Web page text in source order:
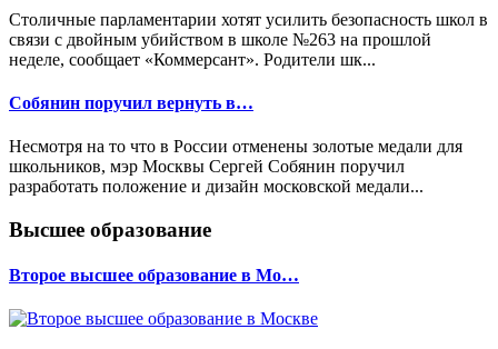
Столичные парламентарии хотят усилить безопасность школ в
связи с двойным убийством в школе №263 на прошлой
неделе, сообщает «Коммерсант». Родители шк...
Собянин поручил вернуть в…
Несмотря на то что в России отменены золотые медали для
школьников, мэр Москвы Сергей Собянин поручил
разработать положение и дизайн московской медали...
Высшее образование
Второе высшее образование в Мо…